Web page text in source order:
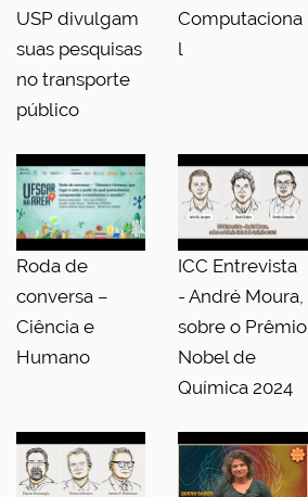
USP divulgam
suas pesquisas
no transporte
público
Computaciona
l
Roda de
conversa –
Ciência e
Humano
ICC Entrevista
- André Moura,
sobre o Prêmio
Nobel de
Química 2024